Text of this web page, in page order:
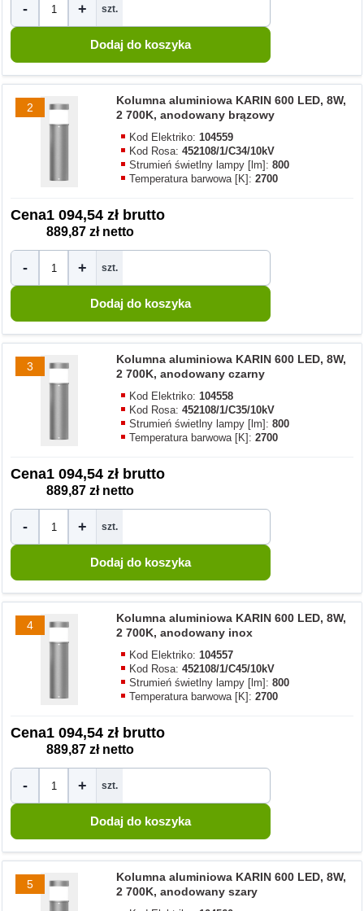
- + szt.
2
Kolumna aluminiowa KARIN 600 LED, 8W,
2 700K, anodowany brązowy
Kod Elektriko:104559
Kod Rosa:452108/1/C34/10kV
Strumień świetlny lampy [lm]:800
Temperatura barwowa [K]:2700
Cena1 094,54 zł brutto
889,87 zł netto
- + szt.
3
Kolumna aluminiowa KARIN 600 LED, 8W,
2 700K, anodowany czarny
Kod Elektriko:104558
Kod Rosa:452108/1/C35/10kV
Strumień świetlny lampy [lm]:800
Temperatura barwowa [K]:2700
Cena1 094,54 zł brutto
889,87 zł netto
- + szt.
4
Kolumna aluminiowa KARIN 600 LED, 8W,
2 700K, anodowany inox
Kod Elektriko:104557
Kod Rosa:452108/1/C45/10kV
Strumień świetlny lampy [lm]:800
Temperatura barwowa [K]:2700
Cena1 094,54 zł brutto
889,87 zł netto
- + szt.
5
Kolumna aluminiowa KARIN 600 LED, 8W,
2 700K, anodowany szary